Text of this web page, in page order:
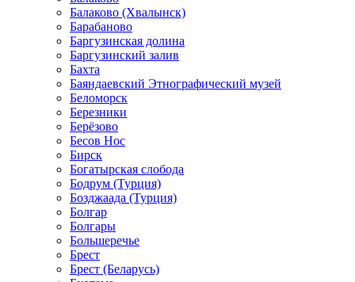
Балаково (Хвалынск)
Барабаново
Баргузинская долина
Баргузинский залив
Бахта
Баяндаевский Этнографический музей
Беломорск
Березники
Берёзово
Бесов Нос
Бирск
Богатырская слобода
Бодрум (Турция)
Бозджаада (Турция)
Болгар
Болгары
Большеречье
Брест
Брест (Беларусь)